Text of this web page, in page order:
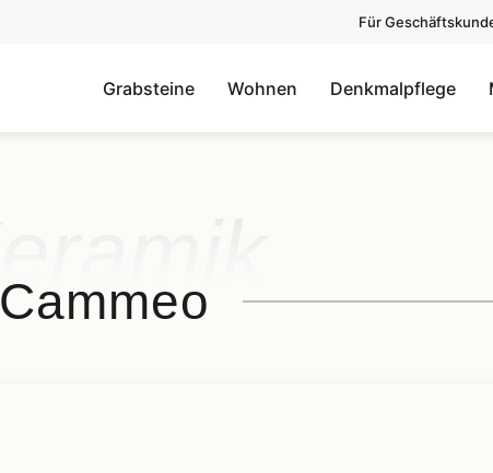
Für
Grabsteine Wohnen Denkmalpflege
Cammeo